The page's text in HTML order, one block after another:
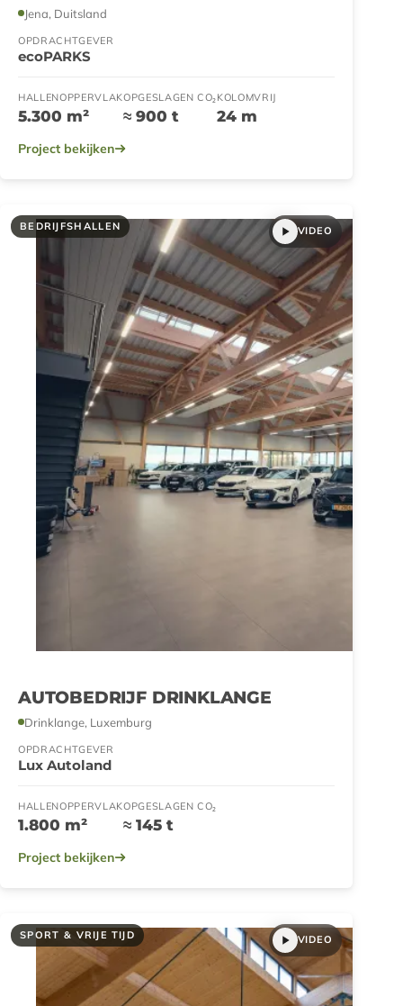
Jena, Duitsland
OPDRACHTGEVER
ecoPARKS
HALLENOPPERVLAK
5.300 m²
OPGESLAGEN CO₂
≈ 900 t
KOLOMVRIJ
24 m
Project bekijken
BEDRIJFSHALLEN VIDEO
AUTOBEDRIJF DRINKLANGE
Drinklange, Luxemburg
OPDRACHTGEVER
Lux Autoland
HALLENOPPERVLAK
1.800 m²
OPGESLAGEN CO₂
≈ 145 t
Project bekijken
SPORT & VRIJE TIJD VIDEO